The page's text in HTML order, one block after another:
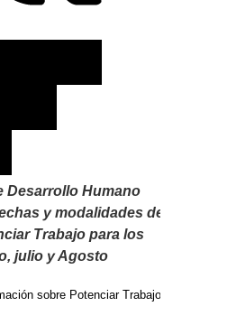
Desarrollo Humano
y modalidades de
Trabajo para los
julio y Agosto